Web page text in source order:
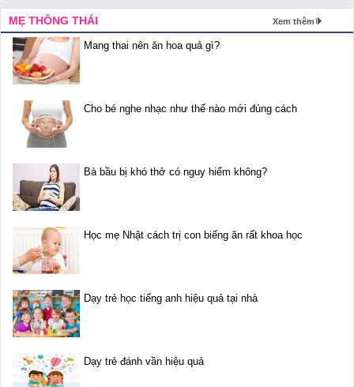
MẸ THÔNG THÁI Xem thêm
Mang thai nên ăn hoa quả gì?
Cho bé nghe nhạc như thế nào mới đúng cách
Bà bầu bị khó thở có nguy hiểm không?
Học mẹ Nhật cách trị con biếng ăn rất khoa học
Dạy trẻ học tiếng anh hiệu quả tại nhà
Dạy trẻ đánh vần hiệu quả